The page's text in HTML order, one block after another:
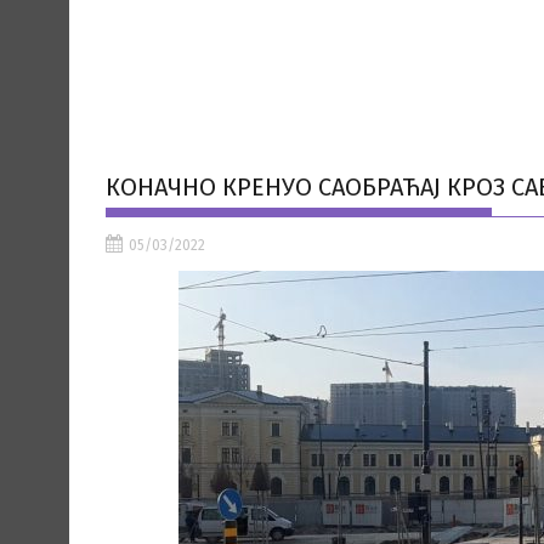
КОНАЧНО КРЕНУО САОБРАЋАЈ КРОЗ
05/03/2022